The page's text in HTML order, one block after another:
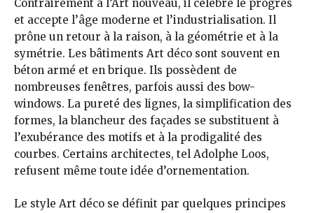
Contrairement à l’Art nouveau, il célèbre le progrès
et accepte l’âge moderne et l’industrialisation. Il
prône un retour à la raison, à la géométrie et à la
symétrie. Les bâtiments Art déco sont souvent en
béton armé et en brique. Ils possèdent de
nombreuses fenêtres, parfois aussi des bow-
windows. La pureté des lignes, la simplification des
formes, la blancheur des façades se substituent à
l’exubérance des motifs et à la prodigalité des
courbes. Certains architectes, tel Adolphe Loos,
refusent même toute idée d’ornementation.
Le style Art déco se définit par quelques principes